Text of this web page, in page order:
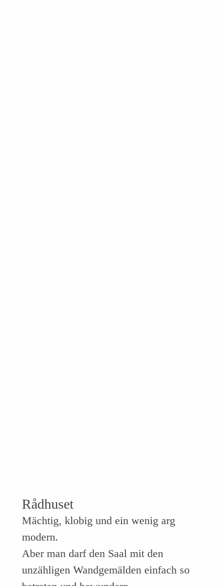
Rådhuset
Mächtig, klobig und ein wenig arg
modern.
Aber man darf den Saal mit den
unzähligen Wandgemälden einfach so